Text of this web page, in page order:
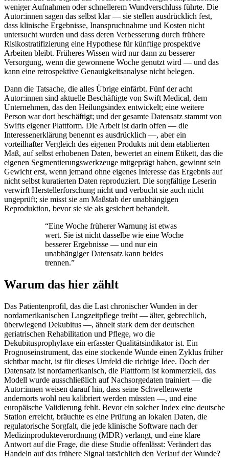
weniger Aufnahmen oder schnellerem Wundverschluss führte. Die
Autor:innen sagen das selbst klar — sie stellen ausdrücklich fest,
dass klinische Ergebnisse, Inanspruchnahme und Kosten nicht
untersucht wurden und dass deren Verbesserung durch frühere
Risikostratifizierung eine Hypothese für künftige prospektive
Arbeiten bleibt. Früheres Wissen wird nur dann zu besserer
Versorgung, wenn die gewonnene Woche genutzt wird — und das
kann eine retrospektive Genauigkeitsanalyse nicht belegen.
Dann die Tatsache, die alles Übrige einfärbt. Fünf der acht
Autor:innen sind aktuelle Beschäftigte von Swift Medical, dem
Unternehmen, das den Heilungsindex entwickelt; eine weitere
Person war dort beschäftigt; und der gesamte Datensatz stammt von
Swifts eigener Plattform. Die Arbeit ist darin offen — die
Interessenerklärung benennt es ausdrücklich —, aber ein
vorteilhafter Vergleich des eigenen Produkts mit dem etablierten
Maß, auf selbst erhobenen Daten, bewertet an einem Etikett, das die
eigenen Segmentierungswerkzeuge mitgeprägt haben, gewinnt sein
Gewicht erst, wenn jemand ohne eigenes Interesse das Ergebnis auf
nicht selbst kuratierten Daten reproduziert. Die sorgfältige Leserin
verwirft Herstellerforschung nicht und verbucht sie auch nicht
ungeprüft; sie misst sie am Maßstab der unabhängigen
Reproduktion, bevor sie sie als gesichert behandelt.
“Eine Woche früherer Warnung ist etwas
wert. Sie ist nicht dasselbe wie eine Woche
besserer Ergebnisse — und nur ein
unabhängiger Datensatz kann beides
trennen.”
Warum das hier zählt
Das Patientenprofil, das die Last chronischer Wunden in der
nordamerikanischen Langzeitpflege treibt — älter, gebrechlich,
überwiegend Dekubitus —, ähnelt stark dem der deutschen
geriatrischen Rehabilitation und Pflege, wo die
Dekubitusprophylaxe ein erfasster Qualitätsindikator ist. Ein
Prognoseinstrument, das eine stockende Wunde einen Zyklus früher
sichtbar macht, ist für dieses Umfeld die richtige Idee. Doch der
Datensatz ist nordamerikanisch, die Plattform ist kommerziell, das
Modell wurde ausschließlich auf Nachsorgedaten trainiert — die
Autor:innen weisen darauf hin, dass seine Schwellenwerte
andernorts wohl neu kalibriert werden müssten —, und eine
europäische Validierung fehlt. Bevor ein solcher Index eine deutsche
Station erreicht, bräuchte es eine Prüfung an lokalen Daten, die
regulatorische Sorgfalt, die jede klinische Software nach der
Medizinprodukteverordnung (MDR) verlangt, und eine klare
Antwort auf die Frage, die diese Studie offenlässt: Verändert das
Handeln auf das frühere Signal tatsächlich den Verlauf der Wunde?